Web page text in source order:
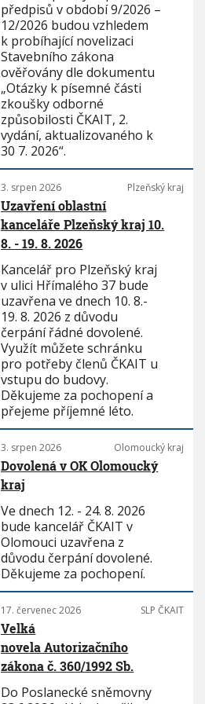
předpisů v období 9/2026 –
12/2026 budou vzhledem
k probíhající novelizaci
Stavebního zákona
ověřovány dle dokumentu
„Otázky k písemné části
zkoušky odborné
způsobilosti ČKAIT, 2.
vydání, aktualizovaného k
30 7. 2026“.
3. srpen 2026 Plzeňský kraj
Uzavření oblastní
kanceláře Plzeňský kraj 10.
8. - 19. 8. 2026
Kancelář pro Plzeňský kraj
v ulici Hřímalého 37 bude
uzavřena ve dnech 10. 8.-
19. 8. 2026 z důvodu
čerpání řádné dovolené.
Využít můžete schránku
pro potřeby členů ČKAIT u
vstupu do budovy.
Děkujeme za pochopení a
přejeme příjemné léto.
3. srpen 2026 Olomoucký kraj
Dovolená v OK Olomoucký
kraj
Ve dnech 12. - 24. 8. 2026
bude kancelář ČKAIT v
Olomouci uzavřena z
důvodu čerpání dovolené.
Děkujeme za pochopení.
17. červenec 2026 SLP ČKAIT
Velká
novela Autorizačního
zákona č. 360/1992 Sb.
Do Poslanecké sněmovny